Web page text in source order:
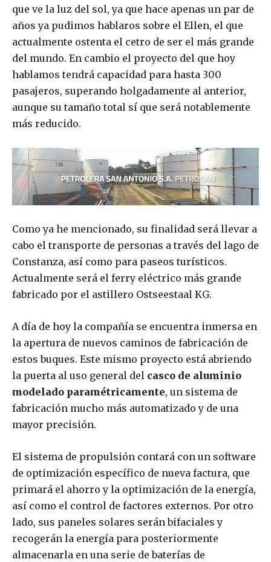
que ve la luz del sol, ya que hace apenas un par de
años ya pudimos hablaros sobre el Ellen, el que
actualmente ostenta el cetro de ser el más grande
del mundo. En cambio el proyecto del que hoy
hablamos tendrá capacidad para hasta 300
pasajeros, superando holgadamente al anterior,
aunque su tamaño total sí que será notablemente
más reducido.
Como ya he mencionado, su finalidad será llevar a
cabo el transporte de personas a través del lago de
Constanza, así como para paseos turísticos.
Actualmente será el ferry eléctrico más grande
fabricado por el astillero Ostseestaal KG.
A día de hoy la compañía se encuentra inmersa en
la apertura de nuevos caminos de fabricación de
estos buques. Este mismo proyecto está abriendo
la puerta al uso general del casco de aluminio
modelado paramétricamente, un sistema de
fabricación mucho más automatizado y de una
mayor precisión.
El sistema de propulsión contará con un software
de optimización específico de nueva factura, que
primará el ahorro y la optimización de la energía,
así como el control de factores externos. Por otro
lado, sus paneles solares serán bifaciales y
recogerán la energía para posteriormente
almacenarla en una serie de baterías de